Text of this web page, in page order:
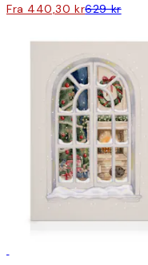
Fra 440,30 kr629 kr